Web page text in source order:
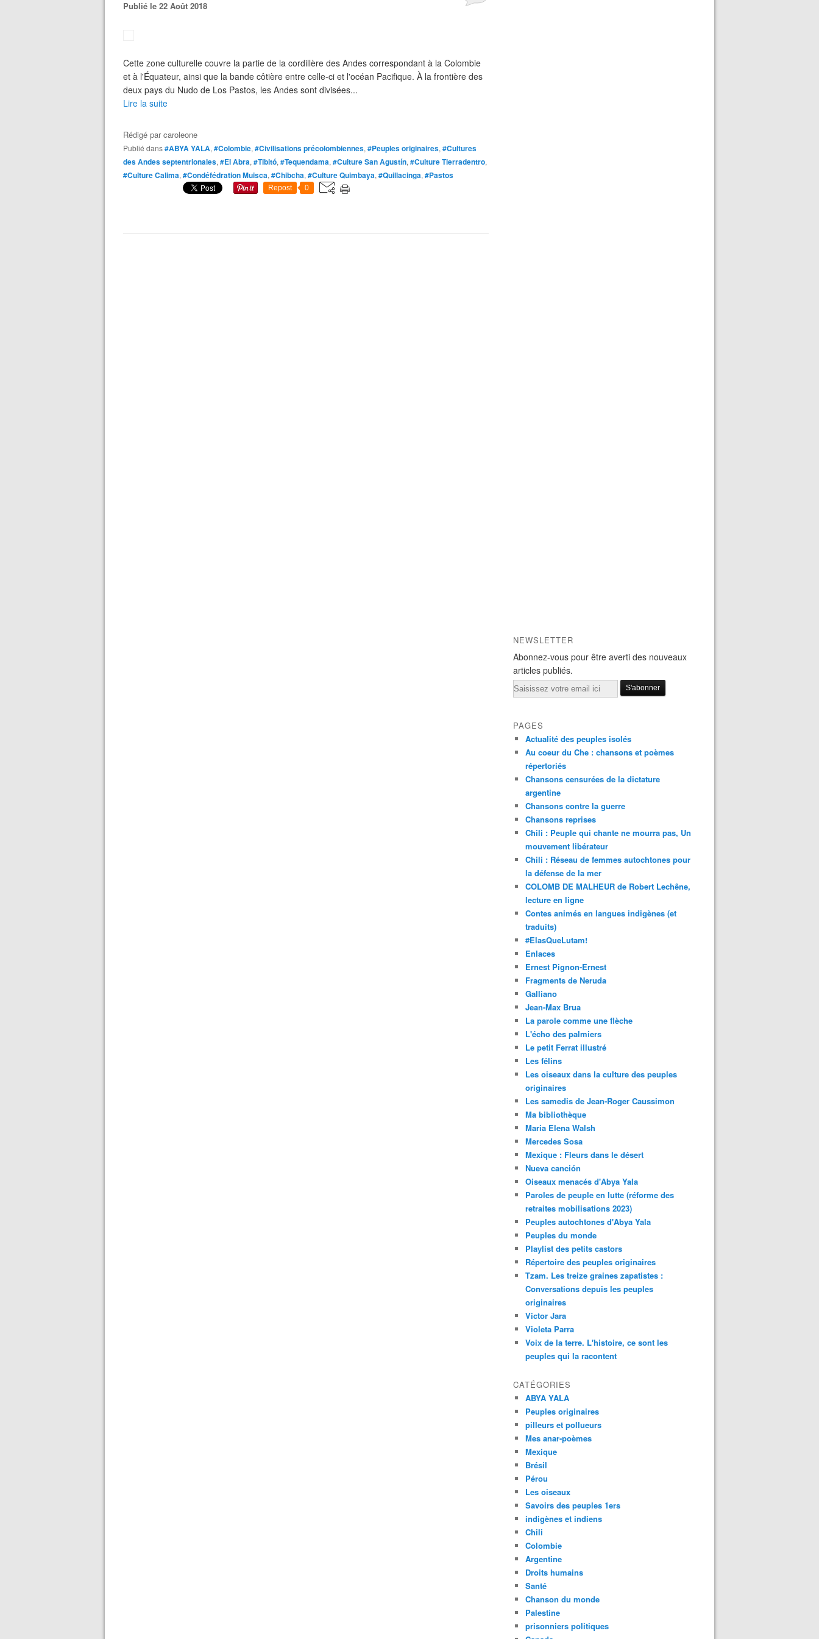
Publié le 22 Août 2018
Cette zone culturelle couvre la partie de la cordillère des Andes correspondant à la Colombie
et à l'Équateur, ainsi que la bande côtière entre celle-ci et l'océan Pacifique. À la frontière des
deux pays du Nudo de Los Pastos, les Andes sont divisées...
Lire la suite
Rédigé parcaroleone
Publié dans#ABYA YALA, #Colombie, #Civilisations précolombiennes, #Peuples originaires, #Cultures
des Andes septentrionales, #El Abra, #Tibitó, #Tequendama, #Culture San Agustín, #Culture Tierradentro,
#Culture Calima, #Condéfédration Muisca, #Chibcha, #Culture Quimbaya, #Quillacinga, #Pastos
Repost 0
NEWSLETTER
Abonnez-vous pour être averti des nouveaux
articles publiés.
Email
PAGES
Actualité des peuples isolés
Au coeur du Che : chansons et poèmes
répertoriés
Chansons censurées de la dictature
argentine
Chansons contre la guerre
Chansons reprises
Chili : Peuple qui chante ne mourra pas, Un
mouvement libérateur
Chili : Réseau de femmes autochtones pour
la défense de la mer
COLOMB DE MALHEUR de Robert Lechêne,
lecture en ligne
Contes animés en langues indigènes (et
traduits)
#ElasQueLutam!
Enlaces
Ernest Pignon-Ernest
Fragments de Neruda
Galliano
Jean-Max Brua
La parole comme une flèche
L'écho des palmiers
Le petit Ferrat illustré
Les félins
Les oiseaux dans la culture des peuples
originaires
Les samedis de Jean-Roger Caussimon
Ma bibliothèque
Maria Elena Walsh
Mercedes Sosa
Mexique : Fleurs dans le désert
Nueva canción
Oiseaux menacés d'Abya Yala
Paroles de peuple en lutte (réforme des
retraites mobilisations 2023)
Peuples autochtones d'Abya Yala
Peuples du monde
Playlist des petits castors
Répertoire des peuples originaires
Tzam. Les treize graines zapatistes :
Conversations depuis les peuples
originaires
Victor Jara
Violeta Parra
Voix de la terre. L'histoire, ce sont les
peuples qui la racontent
CATÉGORIES
ABYA YALA
Peuples originaires
pilleurs et pollueurs
Mes anar-poèmes
Mexique
Brésil
Pérou
Les oiseaux
Savoirs des peuples 1ers
indigènes et indiens
Chili
Colombie
Argentine
Droits humains
Santé
Chanson du monde
Palestine
prisonniers politiques